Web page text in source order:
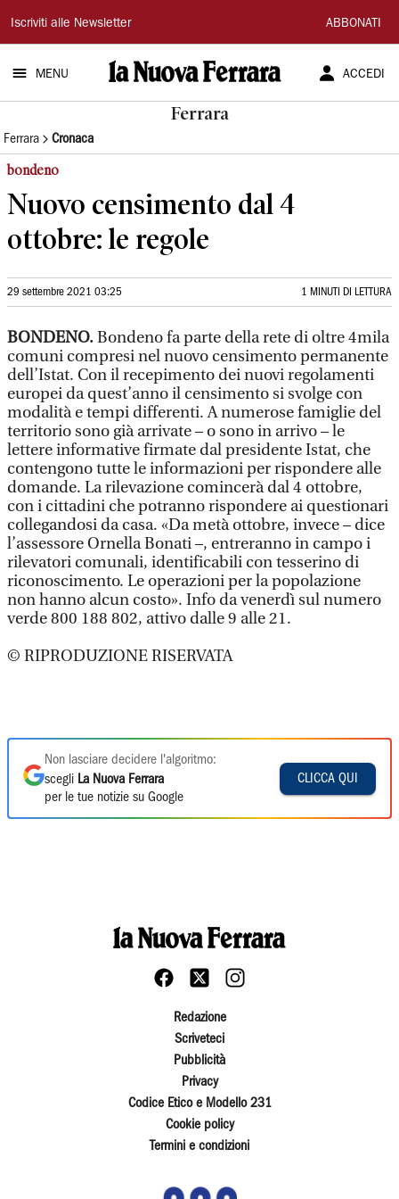
La
Nuova
Ferrara
Iscriviti alle Newsletter ABBONATI
MENU ACCEDI
Ferrara
Ferrara Cronaca
bondeno
Nuovo censimento dal 4
ottobre: le regole
29 settembre 2021 03:25 1 MINUTI DI LETTURA
BONDENO.Bondeno fa parte della rete di oltre 4mila
comuni compresi nel nuovo censimento permanente
dell’Istat. Con il recepimento dei nuovi regolamenti
europei da quest’anno il censimento si svolge con
modalità e tempi differenti. A numerose famiglie del
territorio sono già arrivate – o sono in arrivo – le
lettere informative firmate dal presidente Istat, che
contengono tutte le informazioni per rispondere alle
domande. La rilevazione comincerà dal 4 ottobre,
con i cittadini che potranno rispondere ai questionari
collegandosi da casa. «Da metà ottobre, invece – dice
l’assessore Ornella Bonati –, entreranno in campo i
rilevatori comunali, identificabili con tesserino di
riconoscimento. Le operazioni per la popolazione
non hanno alcun costo». Info da venerdì sul numero
verde 800 188 802, attivo dalle 9 alle 21.
© RIPRODUZIONE RISERVATA
Non lasciare decidere l'algoritmo:
scegli La Nuova Ferrara
per le tue notizie su Google
CLICCA QUI
Redazione
Scriveteci
Pubblicità
Privacy
Codice Etico e Modello 231
Cookie policy
Termini e condizioni